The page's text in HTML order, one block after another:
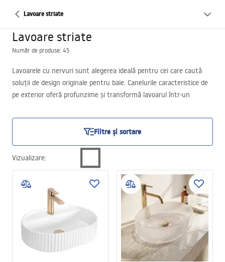
Lavoare striate
Lavoare striate
Număr de produse: 45
Lavoarele cu nervuri sunt alegerea ideală pentru cei care caută
soluții de design originale pentru baie. Canelurile caracteristice de
pe exterior oferă profunzime și transformă lavoarul într-un
potrivește perfect atât în băi moderne, cât și clasice – oriunde
estetica și finisajele de calitate sunt importante.
Îți dorești un astfel de model? Descoperă variantele pe care le-am
pregătit pentru tine în această categorie a magazinului nostru
Filtre și sortare
Vizualizare: